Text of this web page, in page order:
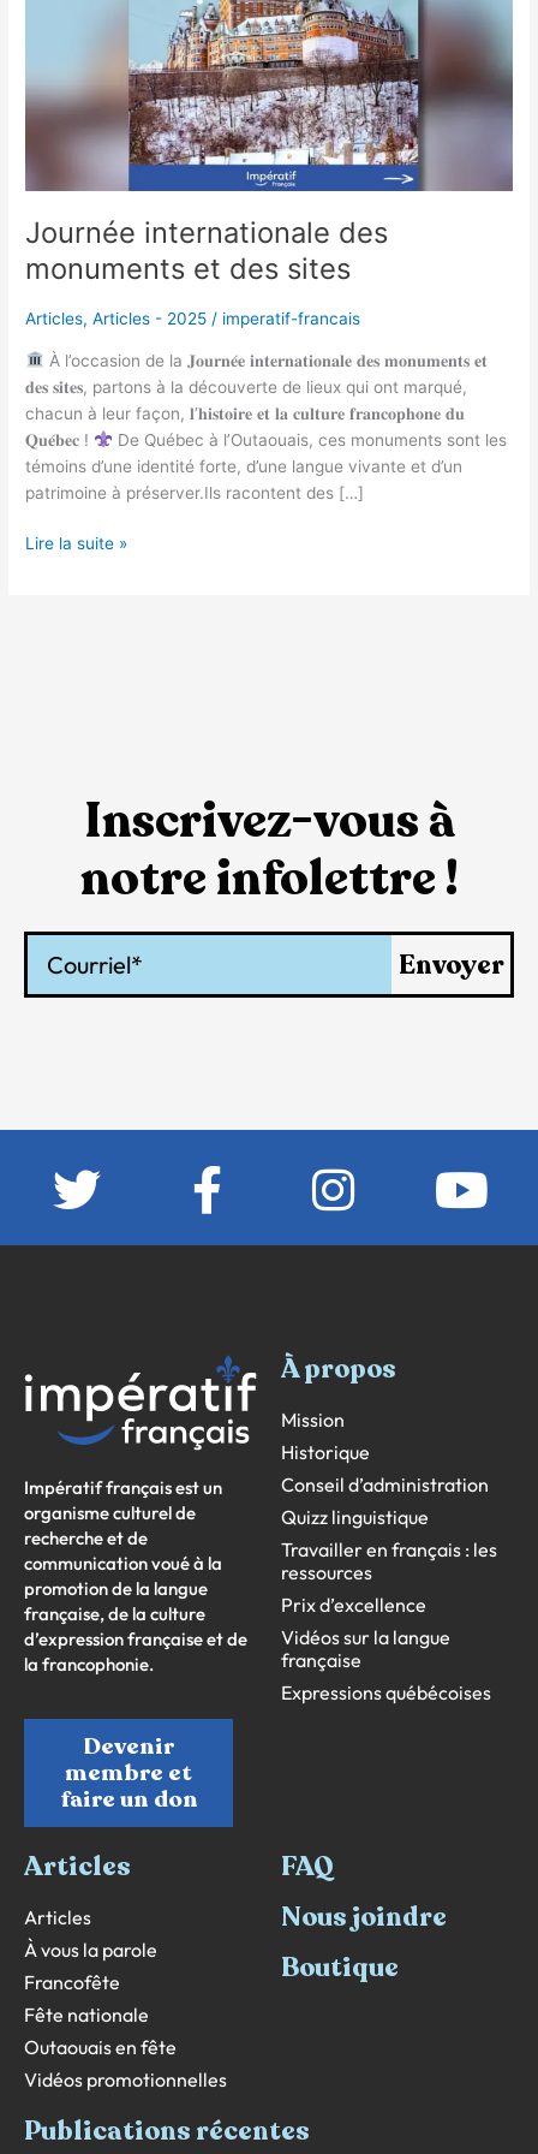
Journée internationale des
monuments et des sites
Articles,Articles - 2025 / imperatif-francais
À l’occasion de la 𝐉𝐨𝐮𝐫𝐧𝐞́𝐞 𝐢𝐧𝐭𝐞𝐫𝐧𝐚𝐭𝐢𝐨𝐧𝐚𝐥𝐞 𝐝𝐞𝐬 𝐦𝐨𝐧𝐮𝐦𝐞𝐧𝐭𝐬 𝐞𝐭
𝐝𝐞𝐬 𝐬𝐢𝐭𝐞𝐬, partons à la découverte de lieux qui ont marqué,
chacun à leur façon, 𝐥’𝐡𝐢𝐬𝐭𝐨𝐢𝐫𝐞 𝐞𝐭 𝐥𝐚 𝐜𝐮𝐥𝐭𝐮𝐫𝐞 𝐟𝐫𝐚𝐧𝐜𝐨𝐩𝐡𝐨𝐧𝐞 𝐝𝐮
𝐐𝐮𝐞́𝐛𝐞𝐜 !
De Québec à l’Outaouais, ces monuments sont les
témoins d’une identité forte, d’une langue vivante et d’un
patrimoine à préserver.Ils racontent des […]
Lire la suite »
Inscrivez-vous à
notre infolettre !
Envoyer
Impératif français est un
organisme culturel de
recherche et de
communication voué à la
promotion de la langue
française, de la culture
d’expression française et de
la francophonie.
Devenir
membre et
faire un don
À propos
Mission
Historique
Conseil d’administration
Quizz linguistique
Travailler en français : les
ressources
Prix d’excellence
Vidéos sur la langue
française
Expressions québécoises
Articles
Articles
À vous la parole
Francofête
Fête nationale
Outaouais en fête
Vidéos promotionnelles
FAQ
Nous joindre
Boutique
Publications récentes